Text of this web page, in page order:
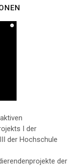
I der
der Hochschule
der